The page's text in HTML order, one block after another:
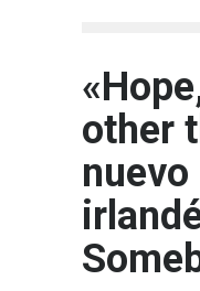
other
nuevo